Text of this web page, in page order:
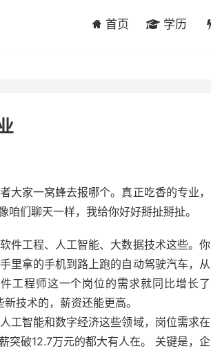
首页 学历
家一窝蜂去报哪个。真正吃香的专业，
们聊天一样，我给你好好掰扯掰扯。
件工程、人工智能、大数据技术这些。你
里拿的手机到路上跑的自动驾驶汽车，从
工程师这一个岗位的需求就同比增长了
技术的，薪资还能更高。
工智能和数字经济这些领域，岗位需求在
突破12.7万元的都大有人在。 关键是，企